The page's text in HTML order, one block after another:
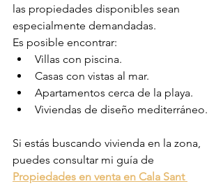
las propiedades disponibles sean
especialmente demandadas.
Es posible encontrar:
Villas con piscina.
Casas con vistas al mar.
Apartamentos cerca de la playa.
Viviendas de diseño mediterráneo.
Si estás buscando vivienda en la zona,
puedes consultar mi guía de
Propiedades en venta en Cala Sant